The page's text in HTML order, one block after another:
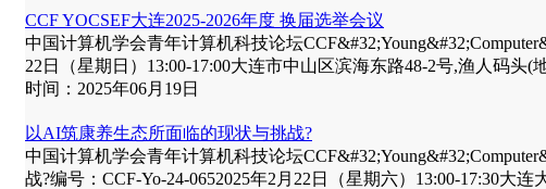
CCF YOCSEF大连2025-2026年度 换届选举会议
中国计算机学会青年计算机科技论坛
22日（星期日）13:00-17:00大连市中山区滨海东路48-2号,渔人码头(
时间：2025年06月19日
以AI筑康养生态所面临的现状与挑战?
中国计算机学会青年计算机科技论坛
战?编号：CCF-Yo-24-0652025年2月22日（星期六）13:00-17:30大连